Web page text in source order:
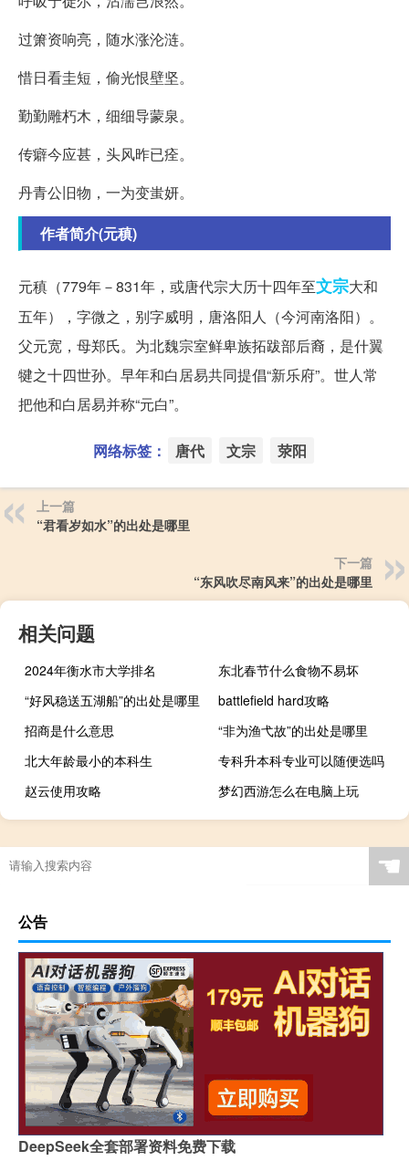
过箫资响亮，随水涨沦涟。
惜日看圭短，偷光恨壁坚。
勤勤雕朽木，细细导蒙泉。
传癖今应甚，头风昨已痊。
丹青公旧物，一为变蚩妍。
作者简介(元稹)
元稹（779年－831年，或唐代宗大历十四年至文宗大和
五年），字微之，别字威明，唐洛阳人（今河南洛阳）。
父元宽，母郑氏。为北魏宗室鲜卑族拓跋部后裔，是什翼
犍之十四世孙。早年和白居易共同提倡“新乐府”。世人常
把他和白居易并称“元白”。
网络标签： 唐代 文宗 荥阳
上一篇
“君看岁如水”的出处是哪里
下一篇
“东风吹尽南风来”的出处是哪里
相关问题
2024年衡水市大学排名
东北春节什么食物不易坏
“好风稳送五湖船”的出处是哪里
battlefield hard攻略
招商是什么意思
“非为渔弋故”的出处是哪里
北大年龄最小的本科生
专科升本科专业可以随便选吗
赵云使用攻略
梦幻西游怎么在电脑上玩
☚
公告
DeepSeek全套部署资料免费下载